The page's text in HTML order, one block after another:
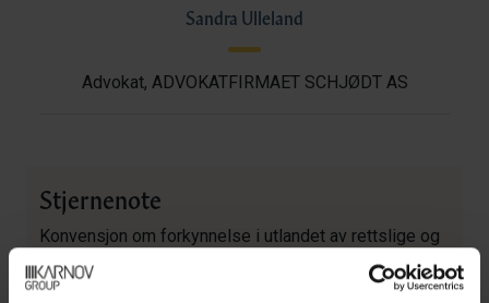
Sandra Ulleland
Advokat, ADVOKATFIRMAET SCHJØDT AS
Stjernenote
Konvensjon om forkynnelse i utlandet av rettslige og
utenrettslige dokumenter på sivil- og handelsrettens
område (forkynningskonvensjonen) inneholder regler